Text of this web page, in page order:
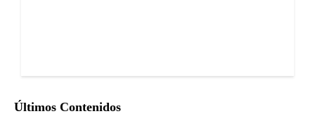
Últimos Contenidos